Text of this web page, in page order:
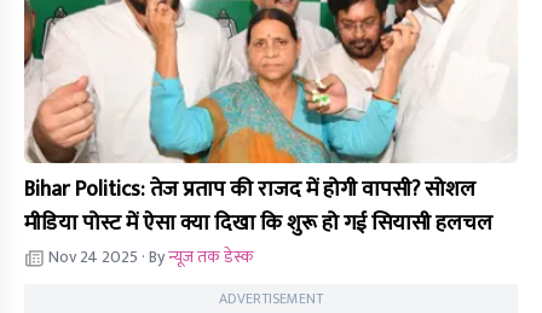
Bihar Politics: तेज प्रताप की राजद में होगी वापसी? सोशल
मीडिया पोस्ट में ऐसा क्या दिखा कि शुरू हो गई सियासी हलचल
Nov 24 2025 · Byन्यूज तक डेस्क
ADVERTISEMENT